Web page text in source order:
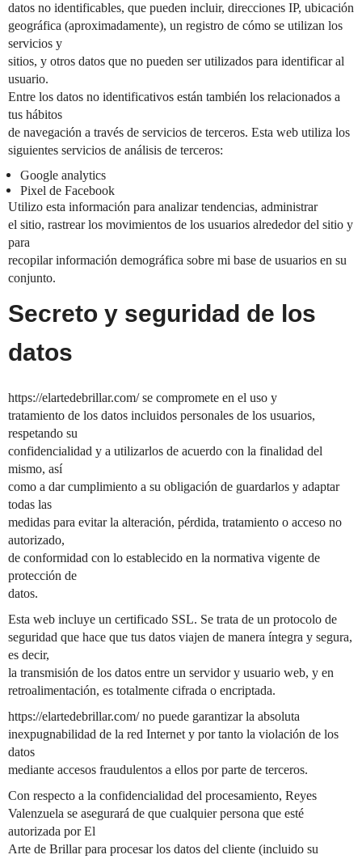
datos no identificables, que pueden incluir, direcciones IP, ubicación
geográfica (aproximadamente), un registro de cómo se utilizan los
servicios y
sitios, y otros datos que no pueden ser utilizados para identificar al
usuario.
Entre los datos no identificativos están también los relacionados a
tus hábitos
de navegación a través de servicios de terceros. Esta web utiliza los
siguientes servicios de análisis de terceros:
Google analytics
Pixel de Facebook
Utilizo esta información para analizar tendencias, administrar
el sitio, rastrear los movimientos de los usuarios alrededor del sitio y
para
recopilar información demográfica sobre mi base de usuarios en su
conjunto.
Secreto y seguridad de los
datos
https://elartedebrillar.com/ se compromete en el uso y
tratamiento de los datos incluidos personales de los usuarios,
respetando su
confidencialidad y a utilizarlos de acuerdo con la finalidad del
mismo, así
como a dar cumplimiento a su obligación de guardarlos y adaptar
todas las
medidas para evitar la alteración, pérdida, tratamiento o acceso no
autorizado,
de conformidad con lo establecido en la normativa vigente de
protección de
datos.
Esta web incluye un certificado SSL. Se trata de un protocolo de
seguridad que hace que tus datos viajen de manera íntegra y segura,
es decir,
la transmisión de los datos entre un servidor y usuario web, y en
retroalimentación, es totalmente cifrada o encriptada.
https://elartedebrillar.com/ no puede garantizar la absoluta
inexpugnabilidad de la red Internet y por tanto la violación de los
datos
mediante accesos fraudulentos a ellos por parte de terceros.
Con respecto a la confidencialidad del procesamiento, Reyes
Valenzuela se asegurará de que cualquier persona que esté
autorizada por El
Arte de Brillar para procesar los datos del cliente (incluido su